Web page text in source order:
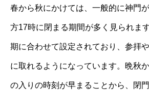
春から秋にかけては、一般的に神門
方17時に閉まる期間が多く見られま
期に合わせて設定されており、参拝
に取れるようになっています。晩秋
の入りの時刻が早まることから、閉